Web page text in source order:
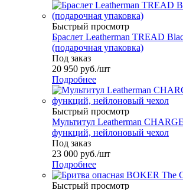
Быстрый просмотр
Браслет Leatherman TREAD
(подарочная упаковка)
Под заказ
20 950 руб./шт
Подробнее
Быстрый просмотр
Мультитул Leatherman
функций, нейлоновый чехол
Под заказ
23 000 руб./шт
Подробнее
Быстрый просмотр